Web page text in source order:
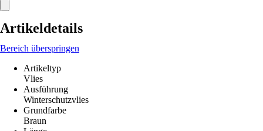
Artikeldetails
Bereich überspringen
Artikeltyp
Vlies
Ausführung
Winterschutzvlies
Grundfarbe
Braun